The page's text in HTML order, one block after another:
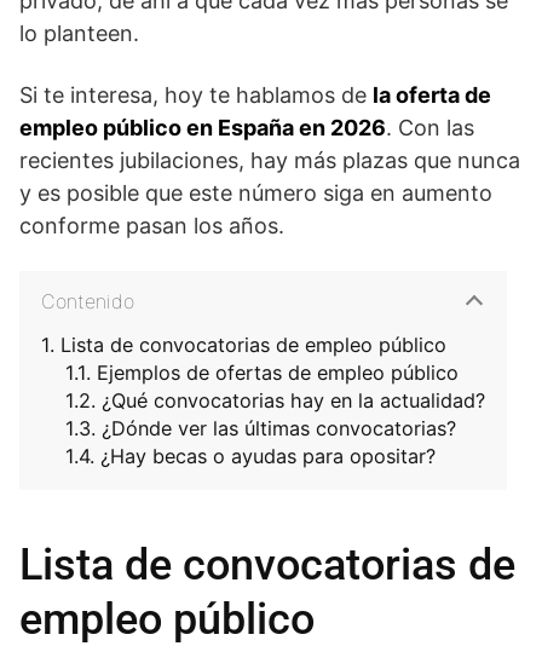
lo planteen.
Si te interesa, hoy te hablamos de la oferta de
empleo público en España en 2026. Con las
recientes jubilaciones, hay más plazas que nunca
y es posible que este número siga en aumento
conforme pasan los años.
Contenido
Lista de convocatorias de empleo público
Ejemplos de ofertas de empleo público
¿Qué convocatorias hay en la actualidad?
¿Dónde ver las últimas convocatorias?
¿Hay becas o ayudas para opositar?
Lista de convocatorias de
empleo público